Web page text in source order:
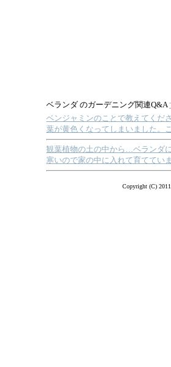
ベランダ のガーデニング関連Q&A
ベンジャミンのことで教えてくだ
葉が黄色くなってしまいました。
観葉植物の土の中から…ベランダ
寒いので家の中に入れて育ててい
Copyright (C)